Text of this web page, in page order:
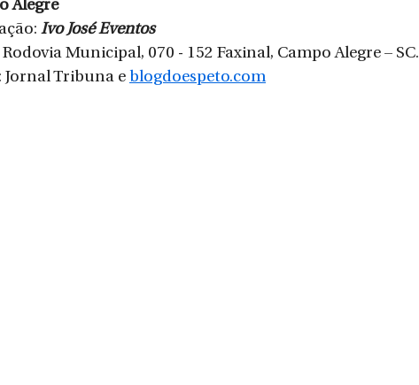
Alegre
Ivo José Eventos
Municipal, 070 - 152 Faxinal, Campo Alegre – SC.
Jornal Tribuna e blogdoespeto.com